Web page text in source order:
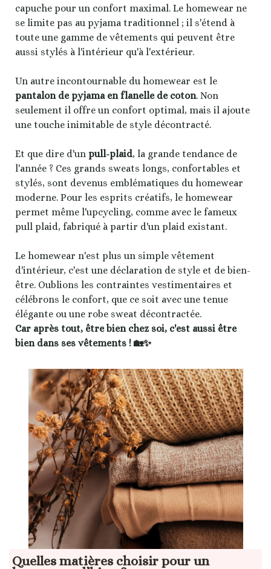
capuche pour un confort maximal. Le homewear ne
se limite pas au pyjama traditionnel ; il s'étend à
toute une gamme de vêtements qui peuvent être
aussi stylés à l'intérieur qu'à l'extérieur.
Un autre incontournable du homewear est le
pantalon de pyjama en flanelle de coton. Non
seulement il offre un confort optimal, mais il ajoute
une touche inimitable de style décontracté.
Et que dire d'un pull-plaid, la grande tendance de
l'année ? Ces grands sweats longs, confortables et
stylés, sont devenus emblématiques du homewear
moderne. Pour les esprits créatifs, le homewear
permet même l'upcycling, comme avec le fameux
pull plaid, fabriqué à partir d'un plaid existant.
Le homewear n'est plus un simple vêtement
d'intérieur, c'est une déclaration de style et de bien-
être. Oublions les contraintes vestimentaires et
célébrons le confort, que ce soit avec une tenue
élégante ou une robe sweat décontractée.
Car après tout, être bien chez soi, c'est aussi être
bien dans ses vêtements ! 🏡✨
Quelles matières choisir pour un